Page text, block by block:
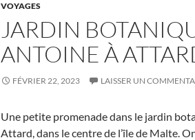
VOYAGES
JARDIN
ANTOINE À
FÉVRIER 22, 2023 LAISSER UN
Une petite promenade dans le jardin
Attard, dans le centre de l’île de Malte.